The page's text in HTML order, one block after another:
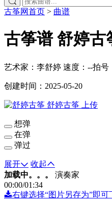
古筝网首页 > 曲谱
古筝谱舒婷古
艺术家：李舒婷 速度：--拍号
创建时间：2025-05-20
舒婷古筝 上传
想弹
在弹
弹过
展开
收起
加载中。。。
演奏家
00:00/01:34
右键选择“图片另存为”即可